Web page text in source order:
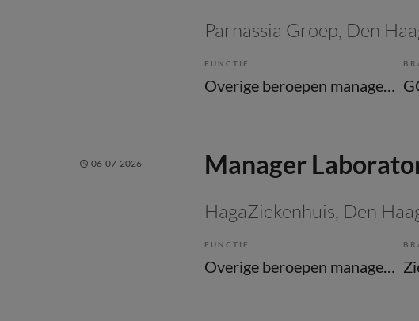
Parnassia Groep, Den
FUNCTIE
Overige beroepen management
06-07-2026 Manager
HagaZiekenhuis, Den
FUNCTIE
Overige beroepen management